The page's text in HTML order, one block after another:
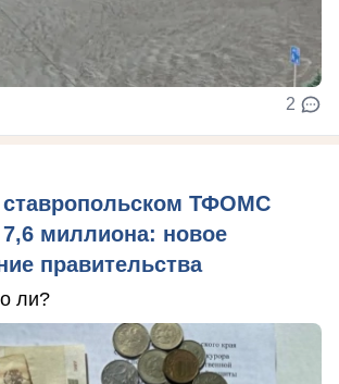
2
ТФОМС
7,6 миллиона: новое
правительства
ли?